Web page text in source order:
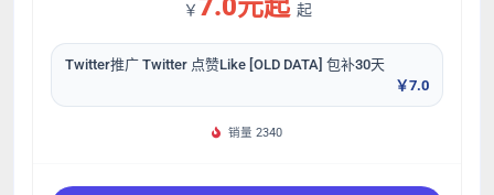
￥7.0元起 起
Twitter推广 Twitter 点赞Like [OLD DATA] 包补30天
￥7.0
销量 2340